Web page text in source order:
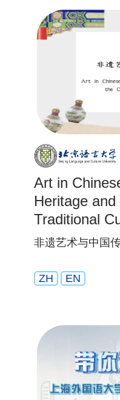
Art in
Heritage
Traditional
非遗艺术与中国
ZH EN